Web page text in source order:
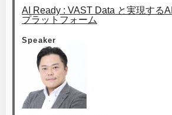
AI Ready : VAST Data と実現する
プラットフォーム
Speaker